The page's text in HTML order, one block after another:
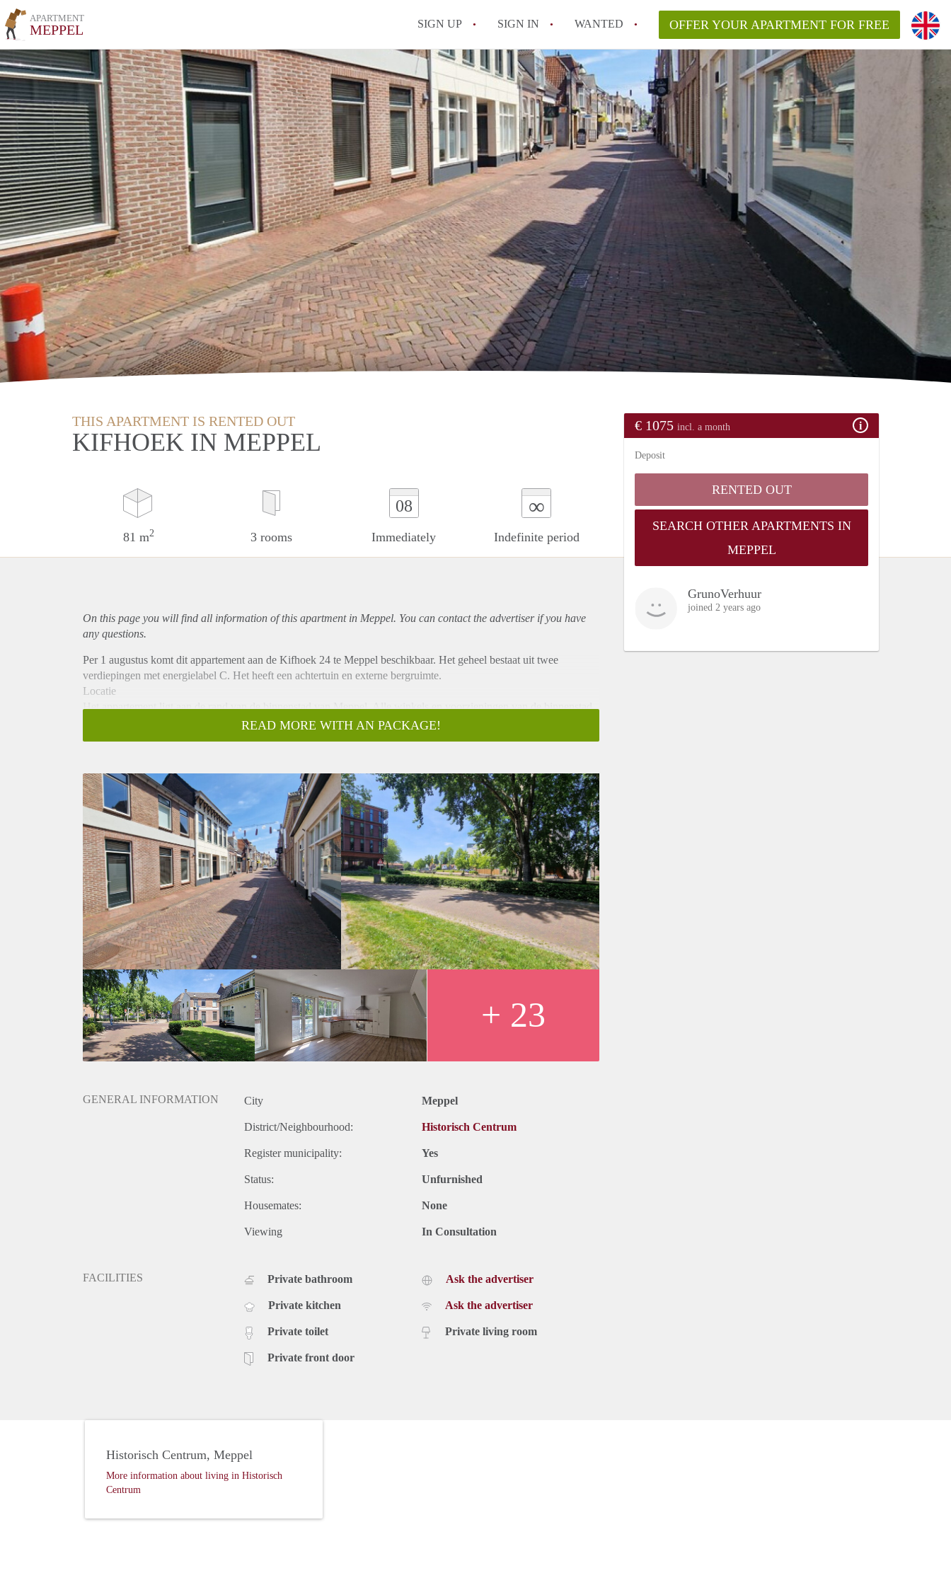
APARTMENT
MEPPEL SIGN UP SIGN IN WANTED OFFER YOUR APARTMENT FOR FREE
THIS APARTMENT IS RENTED OUT
KIFHOEK IN MEPPEL
81 m2 3 rooms
08
Immediately
∞
Indefinite period
€ 1075 incl. a month
Deposit
RENTED OUT
SEARCH OTHER APARTMENTS IN
MEPPEL
GrunoVerhuur
joined 2 years ago
On this page you will find all information of this apartmentin Meppel. You can contact the advertiser if you have
any questions.
Per 1 augustus komt dit appartement aan de Kifhoek 24 te Meppel beschikbaar. Het geheel bestaat uit twee
verdiepingen met energielabel C. Het heeft een achtertuin en externe bergruimte.
Locatie
Het appartement ligt aan de rand van de binnenstad van Meppel. Alle winkels en voorzieningen van de binnenstad
zijn goed bereikbaar op 5 minuten loopafstand.
Indeling
Huurprijs
€1.075,- inclusief g/w/e. Huurtoeslag mogelijk.
READ MORE WITH AN PACKAGE!
+ 23
GENERAL INFORMATION City Meppel
District/Neighbourhood: Historisch Centrum
Register municipality: Yes
Status: Unfurnished
Housemates: None
Viewing In Consultation
FACILITIES Private bathroom
Private kitchen
Private toilet
Private front door
Ask the advertiser
Ask the advertiser
Private living room
Historisch Centrum, Meppel
More information about living in Historisch
Centrum